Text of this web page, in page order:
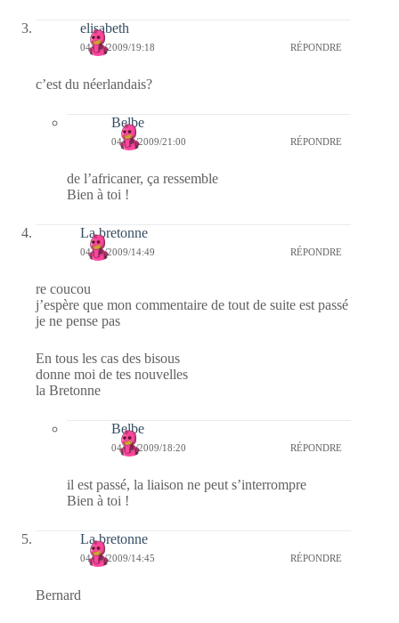
elisabeth
04/11/2009/19:18 RÉPONDRE
c’est du néerlandais?
Belbe
04/11/2009/21:00 RÉPONDRE
de l’africaner, ça ressemble
Bien à toi !
La bretonne
04/11/2009/14:49 RÉPONDRE
re coucou
j’espère que mon commentaire de tout de suite est passé
je ne pense pas
En tous les cas des bisous
donne moi de tes nouvelles
la Bretonne
Belbe
04/11/2009/18:20 RÉPONDRE
il est passé, la liaison ne peut s’interrompre
Bien à toi !
La bretonne
04/11/2009/14:45 RÉPONDRE
Bernard